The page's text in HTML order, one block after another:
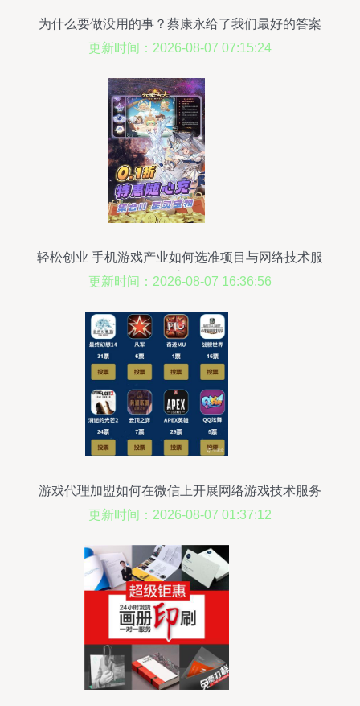
为什么要做没用的事？蔡康永给了我们最好的答案
更新时间：2026-08-07 07:15:24
轻松创业 手机游戏产业如何选准项目与网络技术服
务之道
更新时间：2026-08-07 16:36:56
游戏代理加盟如何在微信上开展网络游戏技术服务
更新时间：2026-08-07 01:37:12